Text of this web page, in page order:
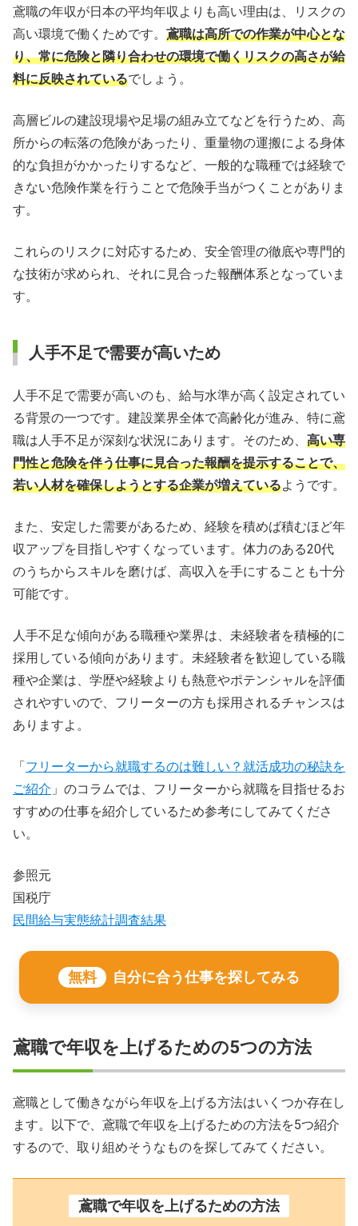
鳶職の年収が日本の平均年収よりも高い理由は、リスクの
高い環境で働くためです。 鳶職は高所での作業が中心とな
り、常に危険と隣り合わせの環境で働くリスクの高さが給
料に反映されているでしょう。
高層ビルの建設現場や足場の組み立てなどを行うため、高
所からの転落の危険があったり、重量物の運搬による身体
的な負担がかかったりするなど、一般的な職種では経験で
きない危険作業を行うことで危険手当がつくことがありま
す。
これらのリスクに対応するため、安全管理の徹底や専門的
な技術が求められ、それに見合った報酬体系となっていま
す。
人手不足で需要が高いため
人手不足で需要が高いのも、給与水準が高く設定されてい
る背景の一つです。建設業界全体で高齢化が進み、特に鳶
職は人手不足が深刻な状況にあります。そのため、 高い専
門性と危険を伴う仕事に見合った報酬を提示することで、
若い人材を確保しようとする企業が増えているようです。
また、安定した需要があるため、経験を積めば積むほど年
収アップを目指しやすくなっています。体力のある20代
のうちからスキルを磨けば、高収入を手にすることも十分
可能です。
人手不足な傾向がある職種や業界は、未経験者を積極的に
採用している傾向があります。未経験者を歓迎している職
種や企業は、学歴や経験よりも熱意やポテンシャルを評価
されやすいので、フリーターの方も採用されるチャンスは
ありますよ。
「 フリーターから就職するのは難しい？就活成功の秘訣を
ご紹介 」のコラムでは、フリーターから就職を目指せるお
すすめの仕事を紹介しているため参考にしてみてくださ
い。
参照元
国税庁
民間給与実態統計調査結果
無料 自分に合う仕事を探してみる
鳶職で年収を上げるための5つの方法
鳶職として働きながら年収を上げる方法はいくつか存在し
ます。以下で、鳶職で年収を上げるための方法を5つ紹介
するので、取り組めそうなものを探してみてください。
鳶職で年収を上げるための方法